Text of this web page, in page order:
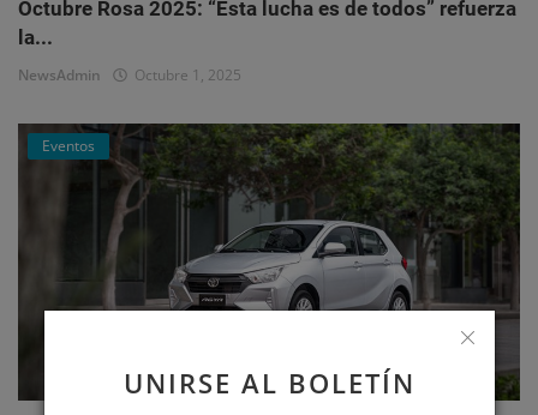
UNIRSE AL BOLETÍN
Octubre Rosa 2025: “Esta lucha es de todos” refuerza
la...
NewsAdmin Octubre 1, 2025
Eventos